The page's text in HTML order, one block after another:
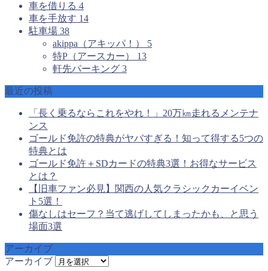
車を借りる 4
車を手放す 14
駐車場 38
akippa（アキッパ！） 5
特P（アースカー） 13
軒先パーキング 3
最近の投稿
「長く乗るならこれをやれ！」20万㎞走れるメンテナ
ンス
ゴールド免許の特典がヤバすぎる！知って得する5つの
特典とは
ゴールド免許＋SDカードの特典3選！お得なサービス
とは？
【旧車ファン必見】関西の人気クラシックカーイベン
ト5選！
傷なしはセーフ？当て逃げしてしまったかも、と思う
場面3選
アーカイブ
アーカイブ